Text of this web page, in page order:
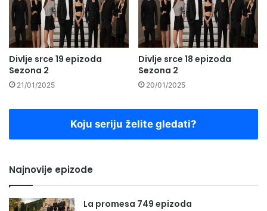
Divlje srce 19 epizoda
Sezona 2
21/01/2025
Divlje srce 18 epizoda
Sezona 2
20/01/2025
Koju seriju želite gledati?
Najnovije epizode
La promesa 749 epizoda